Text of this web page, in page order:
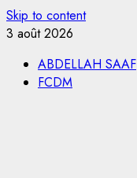
Skip to content
3 août 2026
ABDELLAH SAAF
FCDM